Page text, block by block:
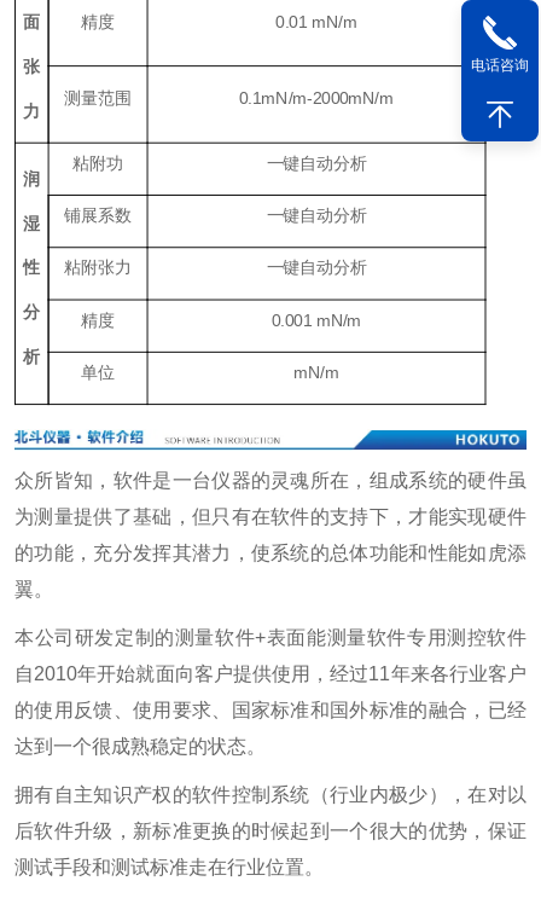
面
张
力
精度 0.01 mN/m
测量范围 0.1mN/m-2000mN/m
润
湿
性
分
析
粘附功 一键自动分析
铺展系数 一键自动分析
粘附张力 一键自动分析
精度 0.001 mN/m
单位 mN/m
众所皆知，软件是一台仪器的灵魂所在，组成系统的硬件虽
为测量提供了基础，但只有在软件的支持下，才能实现硬件
的功能，充分发挥其潜力，使系统的总体功能和性能如虎添
翼。
本公司研发定制的测量软件+表面能测量软件专用测控软件
自2010年开始就面向客户提供使用，经过11年来各行业客户
的使用反馈、使用要求、国家标准和国外标准的融合，已经
达到一个很成熟稳定的状态。
拥有自主知识产权的软件控制系统（行业内极少），在对以
后软件升级，新标准更换的时候起到一个很大的优势，保证
测试手段和测试标准走在行业位置。
电话咨询